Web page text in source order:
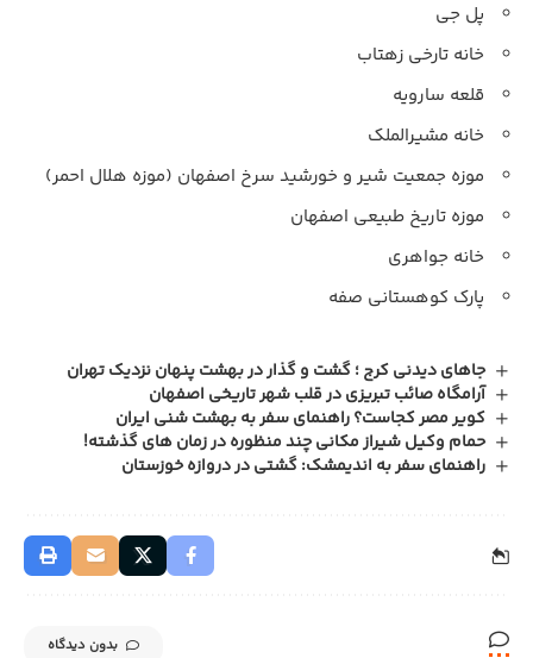
پل جی
خانه تارخی زهتاب
قلعه سارویه
خانه مشیرالملک
موزه جمعیت شیر و خورشید سرخ اصفهان (موزه هلال احمر)
موزه تاریخ طبیعی اصفهان
خانه جواهری
پارک کوهستانی صفه
جاهای دیدنی کرج ؛ گشت‌ و‌ گذار در بهشت پنهان نزدیک تهران
آرامگاه صائب تبریزی در قلب شهر تاریخی اصفهان
کویر مصر کجاست؟ راهنمای سفر به بهشت شنی ایران
حمام وکیل شیراز مکانی چند منظوره در زمان‌ های گذشته!
راهنمای سفر به اندیمشک: گشتی در دروازه خوزستان
بدون دیدگاه